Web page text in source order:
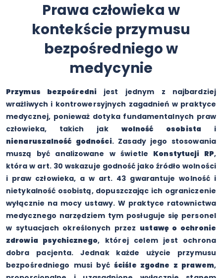
Prawa człowieka w
kontekście przymusu
bezpośredniego w
medycynie
Przymus bezpośredni jest jednym z najbardziej
wrażliwych i kontrowersyjnych zagadnień w praktyce
medycznej, ponieważ dotyka fundamentalnych praw
człowieka, takich jak wolność osobista i
nienaruszalność godności. Zasady jego stosowania
muszą być analizowane w świetle Konstytucji RP,
która w art. 30 wskazuje godność jako źródło wolności
i praw człowieka, a w art. 43 gwarantuje wolność i
nietykalność osobistą, dopuszczając ich ograniczenie
wyłącznie na mocy ustawy. W praktyce ratownictwa
medycznego narzędziem tym posługuje się personel
w sytuacjach określonych przez ustawę o ochronie
zdrowia psychicznego, której celem jest ochrona
dobra pacjenta. Jednak każde użycie przymusu
bezpośredniego musi byćściśle zgodne z prawem,